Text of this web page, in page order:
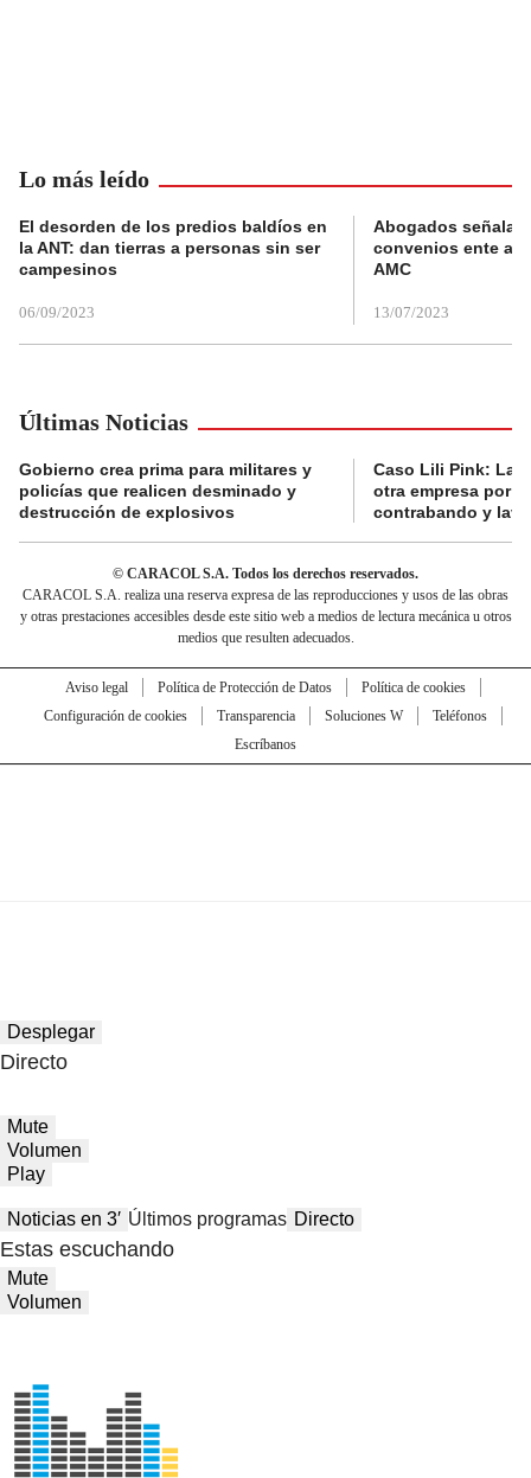
Lo más leído
El desorden de los predios baldíos en
la ANT: dan tierras a personas sin ser
campesinos
06/09/2023
Abogados
convenios ente
AMC
13/07/2023
Últimas Noticias
Gobierno crea prima para militares y
policías que realicen desminado y
destrucción de explosivos
Caso Lili Pink: La
otra empresa por
contrabando y
© CARACOL S.A. Todos los derechos reservados.
CARACOL S.A. realiza una reserva expresa de las reproducciones y usos de las obras
y otras prestaciones accesibles desde este sitio web a medios de lectura mecánica u otros
medios que resulten adecuados.
Aviso legal Política de Protección de Datos
Política de cookies
Configuración de cookies
Transparencia Soluciones W
Teléfonos
Escríbanos
Desplegar
Directo
Mute
Volumen
Play
Noticias en 3′ Últimos programas Directo
Estas escuchando
Mute
Volumen